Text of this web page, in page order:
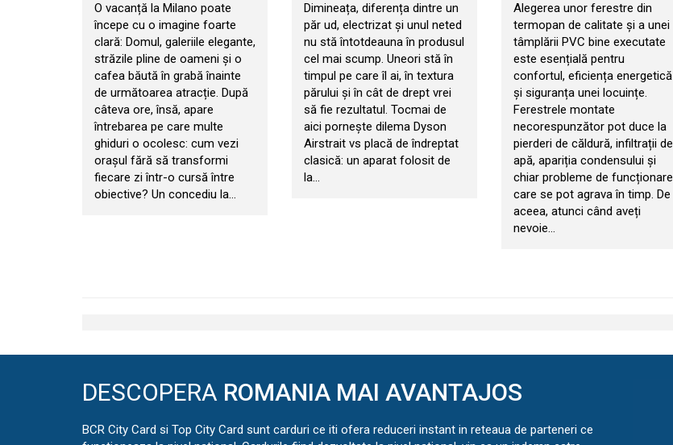
O vacanță la Milano poate
începe cu o imagine foarte
clară: Domul, galeriile elegante,
străzile pline de oameni și o
cafea băută în grabă înainte
de următoarea atracție. După
câteva ore, însă, apare
întrebarea pe care multe
ghiduri o ocolesc: cum vezi
orașul fără să transformi
fiecare zi într-o cursă între
obiective? Un concediu la…
Dimineața, diferența dintre un
păr ud, electrizat și unul neted
nu stă întotdeauna în produsul
cel mai scump. Uneori stă în
timpul pe care îl ai, în textura
părului și în cât de drept vrei
să fie rezultatul. Tocmai de
aici pornește dilema Dyson
Airstrait vs placă de îndreptat
clasică: un aparat folosit de
la…
Alegerea unor ferestre din
termopan de calitate și a unei
tâmplării PVC bine executate
este esențială pentru
confortul, eficiența energetică
și siguranța unei locuințe.
Ferestrele montate
necorespunzător pot duce la
pierderi de căldură, infiltrații de
apă, apariția condensului și
chiar probleme de funcționare
care se pot agrava în timp. De
aceea, atunci când aveți
nevoie…
DESCOPERA ROMANIA MAI AVANTAJOS
BCR City Card si Top City Card sunt carduri ce iti ofera reduceri instant in reteaua de parteneri ce